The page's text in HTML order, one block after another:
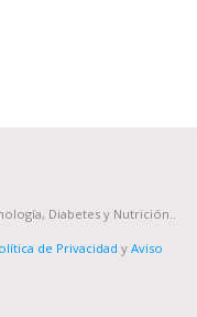
Diabetes y Nutrición..
de Privacidad y Aviso